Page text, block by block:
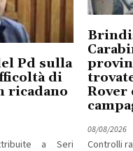
Pd sulla
di
ricadano
a Seri
Rover
08/08/2026
Controlli